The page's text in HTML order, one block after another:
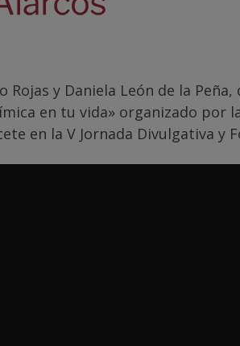
y Daniela León de la
en tu vida» organizado por
en la V Jornada Divulgativa y